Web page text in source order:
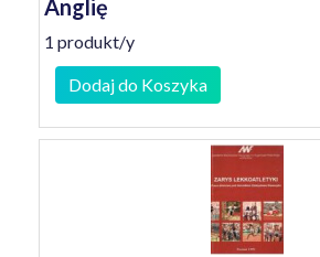
Anglię
1 produkt/y
Dodaj do Koszyka